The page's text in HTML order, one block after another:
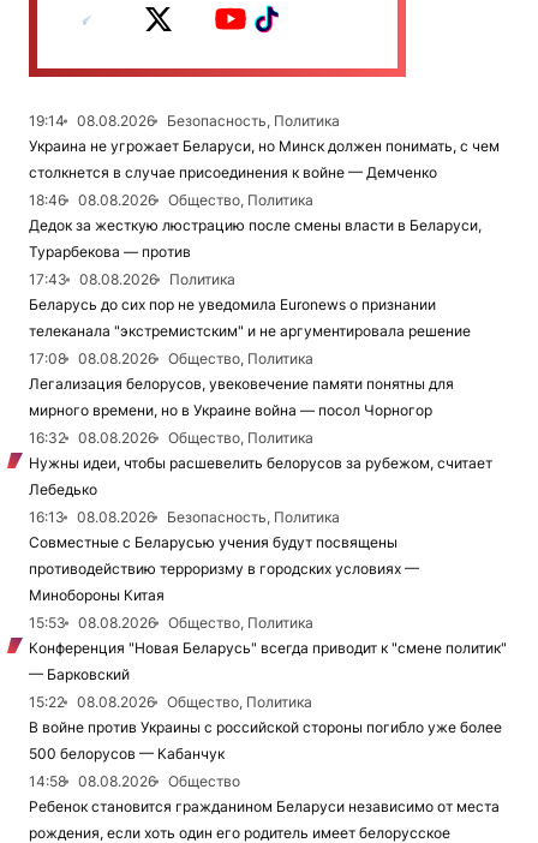
19:14 08.08.2026
Безопасность, Политика
Украина не угрожает Беларуси, но Минск должен понимать, с чем
столкнется в случае присоединения к войне — Демченко
18:46
08.08.2026
Общество, Политика
Дедок за жесткую люстрацию после смены власти в Беларуси,
Турарбекова — против
17:43
08.08.2026
Политика
Беларусь до сих пор не уведомила Euronews о признании
телеканала "экстремистским" и не аргументировала решение
17:08
08.08.2026
Общество, Политика
Легализация белорусов, увековечение памяти понятны для
мирного времени, но в Украине война — посол Чорногор
16:32
08.08.2026
Общество, Политика
Нужны идеи, чтобы расшевелить белорусов за рубежом, считает
Лебедько
16:13
08.08.2026
Безопасность, Политика
Совместные с Беларусью учения будут посвящены
противодействию терроризму в городских условиях —
Минобороны Китая
15:53
08.08.2026
Общество, Политика
Конференция "Новая Беларусь" всегда приводит к "смене политик"
— Барковский
15:22
08.08.2026
Общество, Политика
В войне против Украины с российской стороны погибло уже более
500 белорусов — Кабанчук
14:58
08.08.2026
Общество
Ребенок становится гражданином Беларуси независимо от места
рождения, если хоть один его родитель имеет белорусское